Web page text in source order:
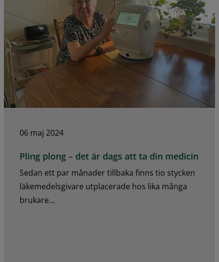
06 maj 2024
Pling plong – det är dags att ta din medicin
Sedan ett par månader tillbaka finns tio stycken
läkemedelsgivare utplacerade hos lika många
brukare...